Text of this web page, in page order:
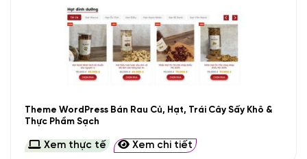
Theme WordPress Bán Rau Củ, Hạt, Trái Cây Sấy Khô &
Thực Phẩm Sạch
Xem thực tế Xem chi tiết